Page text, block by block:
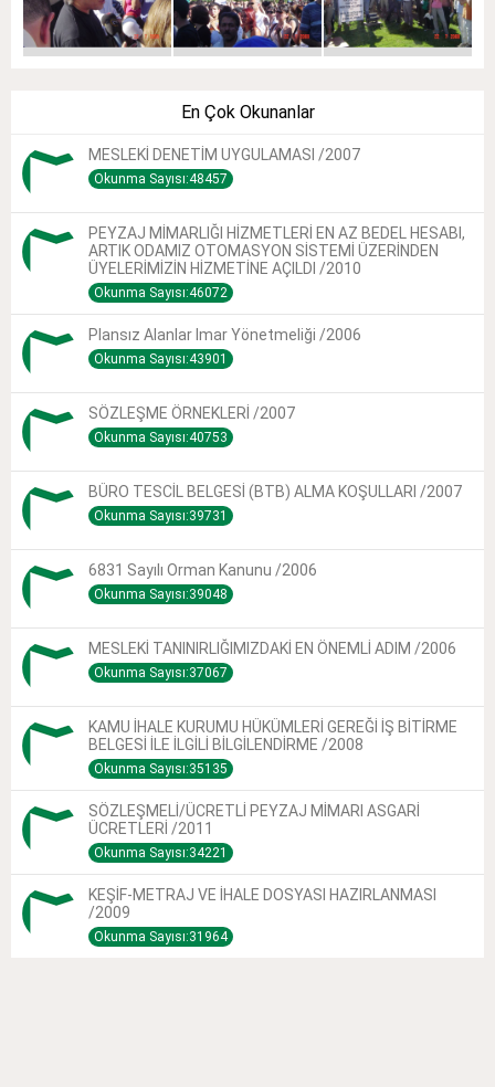
En Çok Okunanlar
MESLEKİ DENETİM UYGULAMASI /2007
Okunma Sayısı:48457
PEYZAJ MİMARLIĞI HİZMETLERİ EN AZ BEDEL HESABI,
ARTIK ODAMIZ OTOMASYON SİSTEMİ ÜZERİNDEN
ÜYELERİMİZİN HİZMETİNE AÇILDI /2010
Okunma Sayısı:46072
Plansız Alanlar Imar Yönetmeliği /2006
Okunma Sayısı:43901
SÖZLEŞME ÖRNEKLERİ /2007
Okunma Sayısı:40753
BÜRO TESCİL BELGESİ (BTB) ALMA KOŞULLARI /2007
Okunma Sayısı:39731
6831 Sayılı Orman Kanunu /2006
Okunma Sayısı:39048
MESLEKİ TANINIRLIĞIMIZDAKİ EN ÖNEMLİ ADIM /2006
Okunma Sayısı:37067
KAMU İHALE KURUMU HÜKÜMLERİ GEREĞİ İŞ BİTİRME
BELGESİ İLE İLGİLİ BİLGİLENDİRME /2008
Okunma Sayısı:35135
SÖZLEŞMELİ/ÜCRETLİ PEYZAJ MİMARI ASGARİ
ÜCRETLERİ /2011
Okunma Sayısı:34221
KEŞİF-METRAJ VE İHALE DOSYASI HAZIRLANMASI
/2009
Okunma Sayısı:31964